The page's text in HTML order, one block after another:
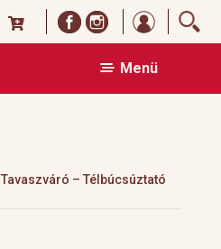
Menü
Tavaszváró – Télbúcsúztató